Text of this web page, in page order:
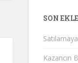
SON
Kazancın